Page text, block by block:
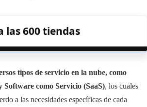
las 600 tiendas
tipos de servicio en la nube, como
como Servicio (SaaS), los cuales
a las necesidades específicas de cada